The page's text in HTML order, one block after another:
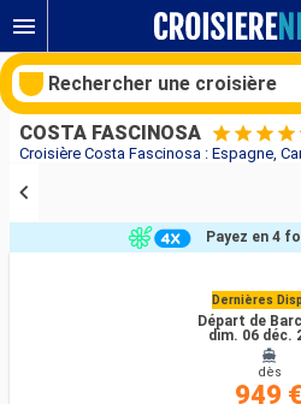
COSTA FASCINOSA
Dernières
Départ de
dim. 06 déc.
dès
949 €
Payez en 4
Rechercher une croisière